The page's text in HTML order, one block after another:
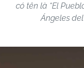
có tên là “El
Ángeles del